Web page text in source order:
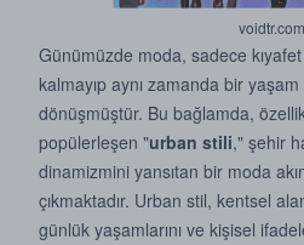
voidtr.com
Günümüzde moda, sadece kıyafet
kalmayıp aynı zamanda bir yaşam
dönüşmüştür. Bu bağlamda,
popülerleşen "urban stili," şehir
dinamizmini yansıtan bir moda
çıkmaktadır. Urban stil, kentsel
günlük yaşamlarını ve kişisel